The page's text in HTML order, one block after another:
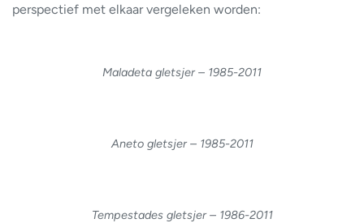
perspectief met elkaar vergeleken worden:
Maladeta gletsjer – 1985-2011
Aneto gletsjer – 1985-2011
Tempestades gletsjer – 1986-2011